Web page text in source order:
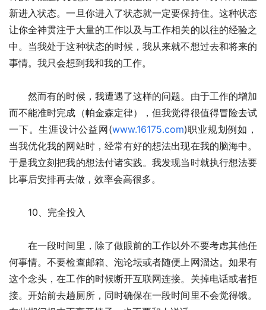
新进入状态。一旦你进入了状态就一定要保持住。这种状态
让你全神贯注于大量的工作以及与工作相关的以往的经验之
中。当我处于这种状态的时候，我从来就不想过去和将来的
事情。我只会想到我和我的工作。
然而有的时候，我遭遇了这样的问题。由于工作的增加
而不能准时完成（帕金森定律），但我觉得很值得冒险去试
一下。生涯设计公益网(www.16175.com)职业规划例如，
当我优化我的网站时，经常有好的想法出现在我的脑海中。
于是我立刻把我的想法付诸实践。我发现当时就执行想法要
比事后安排再去做，效率会高很多。
10、完全投入
在一段时间里，除了做眼前的工作以外不要考虑其他任
何事情。不要检查邮箱、泡论坛或者随便上网溜达。如果有
这个念头，在工作的时候断开互联网连接。关掉电话或者拒
接。开始前去趟厕所，同时确保在一段时间里不会觉得饿。